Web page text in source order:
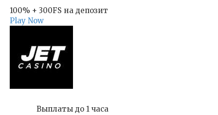
100% + 300FS на депозит
Play Now
Выплаты до 1 часа